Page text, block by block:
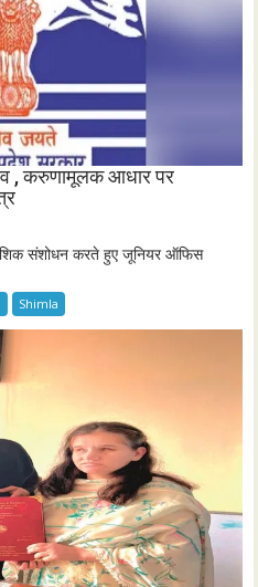
, करुणामूलक आधार पर
संशोधन करते हुए जूनियर ऑफिस
Shimla